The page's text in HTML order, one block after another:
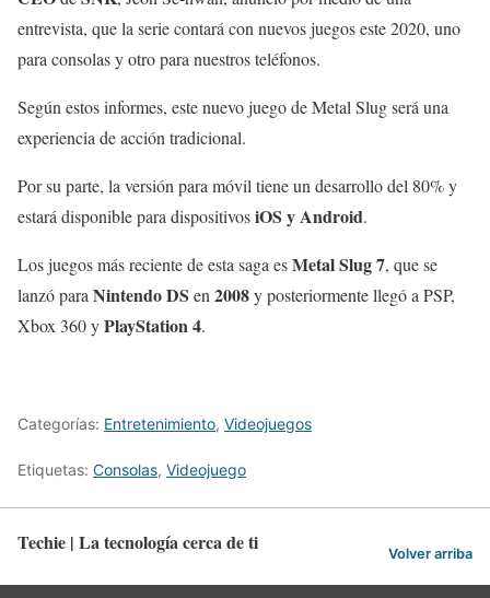
entrevista, que la serie contará con nuevos juegos este 2020, uno
para consolas y otro para nuestros teléfonos.
Según estos informes, este nuevo juego de Metal Slug será una
experiencia de acción tradicional.
Por su parte, la versión para móvil tiene un desarrollo del 80% y
estará disponible para dispositivosiOS y Android.
Los juegos más reciente de esta saga esMetal Slug 7, que se
lanzó para Nintendo DS en 2008y posteriormente llegó a PSP,
Xbox 360 yPlayStation 4.
Categorías: Entretenimiento, Videojuegos
Etiquetas: Consolas, Videojuego
Techie | La tecnología cerca de ti Volver arriba